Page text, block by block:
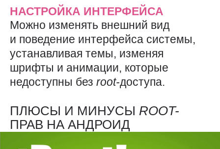
НАСТРОЙКА ИНТЕРФЕЙСА
Можно изменять внешний вид
и поведение интерфейса системы,
устанавливая темы, изменяя
шрифты и анимации, которые
недоступны без root-доступа.
ПЛЮСЫ И МИНУСЫ ROOT-
ПРАВ НА АНДРОИД